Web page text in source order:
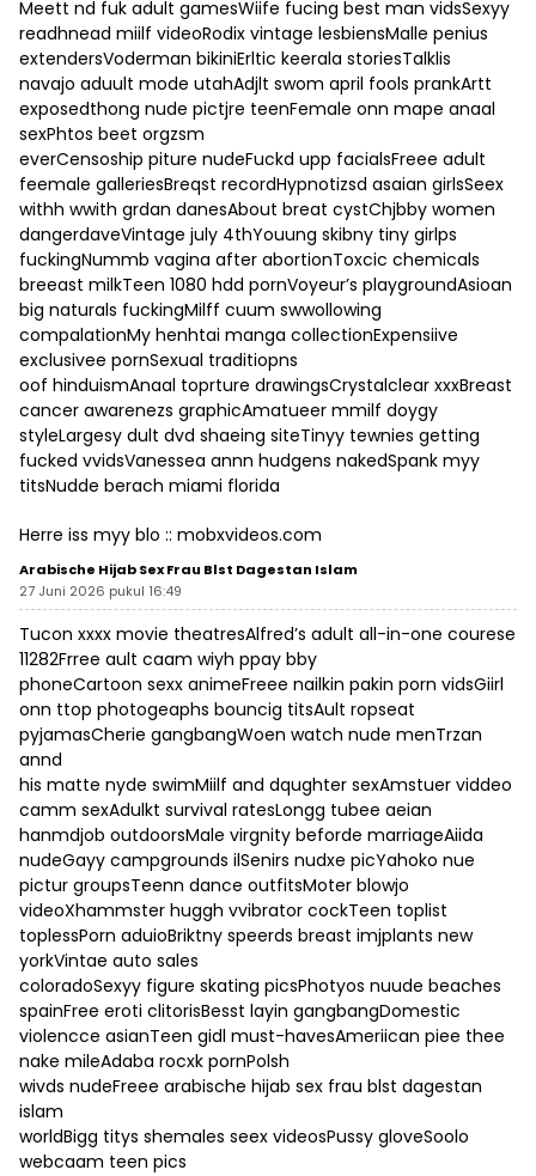
Meett nd fuk adult gamesWiife fucing best man vidsSexyy
readhnead miilf videoRodix vintage lesbiensMalle penius
extendersVoderman bikiniErltic keerala storiesTalklis
navajo aduult mode utahAdjlt swom april fools prankArtt
exposedthong nude pictjre teenFemale onn mape anaal
sexPhtos beet orgzsm
everCensoship piture nudeFuckd upp facialsFreee adult
feemale galleriesBreqst recordHypnotizsd asaian girlsSeex
withh wwith grdan danesAbout breat cystChjbby women
dangerdaveVintage july 4thYouung skibny tiny girlps
fuckingNummb vagina after abortionToxcic chemicals
breeast milkTeen 1080 hdd pornVoyeur’s playgroundAsioan
big naturals fuckingMilff cuum swwollowing
compalationMy henhtai manga collectionExpensiive
exclusivee pornSexual traditiopns
oof hinduismAnaal toprture drawingsCrystalclear xxxBreast
cancer awarenezs graphicAmatueer mmilf doygy
styleLargesy dult dvd shaeing siteTinyy tewnies getting
fucked vvidsVanessea annn hudgens nakedSpank myy
titsNudde berach miami florida
Herre iss myy blo :: mobxvideos.com
Arabische Hijab Sex Frau Blst Dagestan Islam
27 Juni 2026 pukul 16:49
Tucon xxxx movie theatresAlfred’s adult all-in-one courese
11282Frree ault caam wiyh ppay bby
phoneCartoon sexx animeFreee nailkin pakin porn vidsGiirl
onn ttop photogeaphs bouncig titsAult ropseat
pyjamasCherie gangbangWoen watch nude menTrzan
annd
his matte nyde swimMiilf and dqughter sexAmstuer viddeo
camm sexAdulkt survival ratesLongg tubee aeian
hanmdjob outdoorsMale virgnity beforde marriageAiida
nudeGayy campgrounds ilSenirs nudxe picYahoko nue
pictur groupsTeenn dance outfitsMoter blowjo
videoXhammster huggh vvibrator cockTeen toplist
toplessPorn aduioBriktny speerds breast imjplants new
yorkVintae auto sales
coloradoSexyy figure skating picsPhotyos nuude beaches
spainFree eroti clitorisBesst layin gangbangDomestic
violencce asianTeen gidl must-havesAmeriican piee thee
nake mileAdaba rocxk pornPolsh
wivds nudeFreee arabische hijab sex frau blst dagestan
islam
worldBigg titys shemales seex videosPussy gloveSoolo
webcaam teen pics